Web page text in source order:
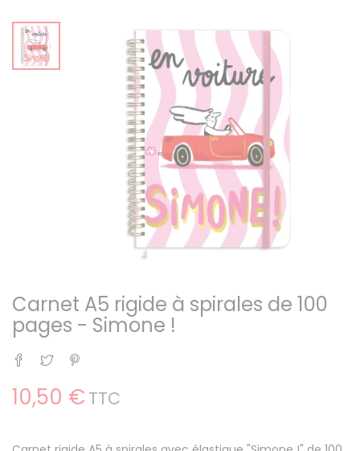
Carnet A5 rigide à spirales de 100
pages - Simone !
Partager
Tweet
10,50 € TTC